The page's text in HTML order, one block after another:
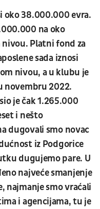
oko 38.000.000 evra.
na oko
Platni fond za
sada iznosi
nivou, a u klubu je
novembru 2022.
je čak 1.265.000
i nešto
dugovali smo novac
iz Podgorice
dugujemo pare. U
najveće smanjenje
najmanje smo vraćali
i agencijama, tu je